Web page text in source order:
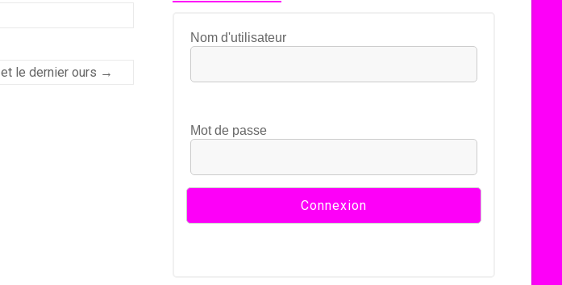
le dernier ours →
Nom d'utilisateur
Mot de passe